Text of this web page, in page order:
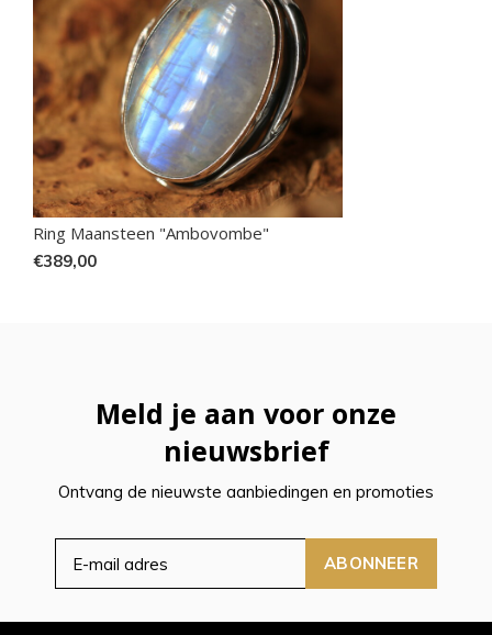
Ring Maansteen "Ambovombe"
€389,00
Meld je aan voor onze
nieuwsbrief
Ontvang de nieuwste aanbiedingen en promoties
ABONNEER